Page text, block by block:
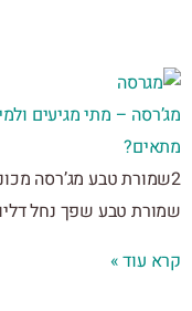
– מתי מגיעים ולמי זה
טבע מג’רסה מכונה גם
טבע שפך נחל דליות.
עוד »